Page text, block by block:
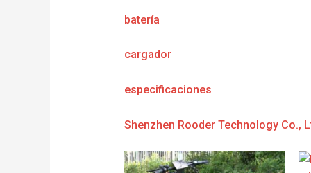
batería
cargador
especificaciones
Shenzhen Rooder Technology Co.,